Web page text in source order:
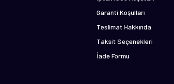
Garanti Koşulları
Teslimat Hakkında
Taksit Seçenekleri
İade Formu